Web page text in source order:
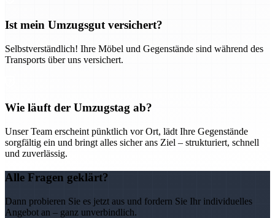
Ist mein Umzugsgut versichert?
Selbstverständlich! Ihre Möbel und Gegenstände sind während des
Transports über uns versichert.
Wie läuft der Umzugstag ab?
Unser Team erscheint pünktlich vor Ort, lädt Ihre Gegenstände
sorgfältig ein und bringt alles sicher ans Ziel – strukturiert, schnell
und zuverlässig.
Alle Fragen geklärt?
Dann probieren Sie es jetzt aus und fordern Sie Ihr individuelles
Angebot an – ganz unverbindlich.